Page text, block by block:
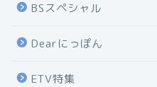
BSスペシャル
Dearにっぽん
ETV特集